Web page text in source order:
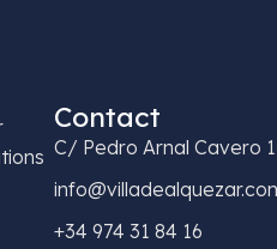
Contact
C/ Pedro Arnal Cavero
+34 974 31 84 16